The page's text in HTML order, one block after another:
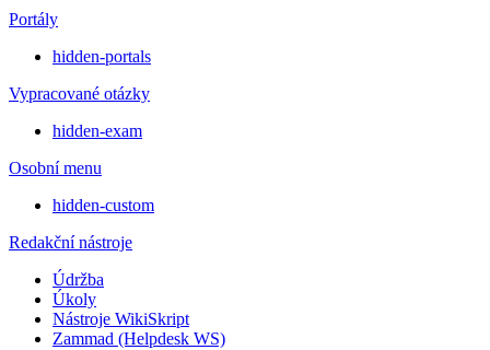
Portály
hidden-portals
Vypracované otázky
hidden-exam
Osobní menu
hidden-custom
Redakční nástroje
Údržba
Úkoly
Nástroje WikiSkript
Zammad (Helpdesk WS)